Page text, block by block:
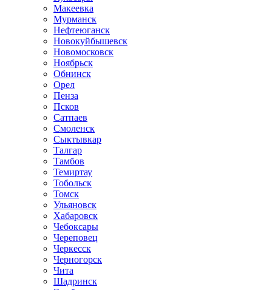
Макеевка
Мурманск
Нефтеюганск
Новокуйбышевск
Новомосковск
Ноябрьск
Обнинск
Орел
Пенза
Псков
Сатпаев
Смоленск
Сыктывкар
Талгар
Тамбов
Темиртау
Тобольск
Томск
Ульяновск
Хабаровск
Чебоксары
Череповец
Черкесск
Черногорск
Чита
Шадринск